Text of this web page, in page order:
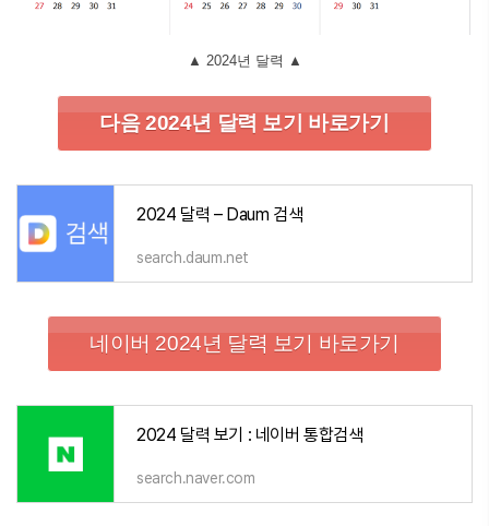
▲ 2024년 달력 ▲
다음 2024년 달력 보기 바로가기
2024 달력 – Daum 검색
search.daum.net
네이버 2024년 달력 보기 바로가기
2024 달력 보기 : 네이버 통합검색
search.naver.com